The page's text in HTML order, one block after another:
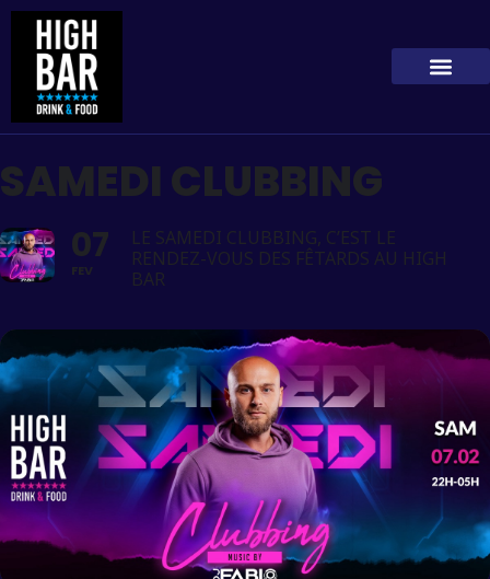
SAMEDI CLUBBING
07
FEV
LE SAMEDI CLUBBING, C’EST LE
RENDEZ-VOUS DES FÊTARDS AU HIGH
BAR